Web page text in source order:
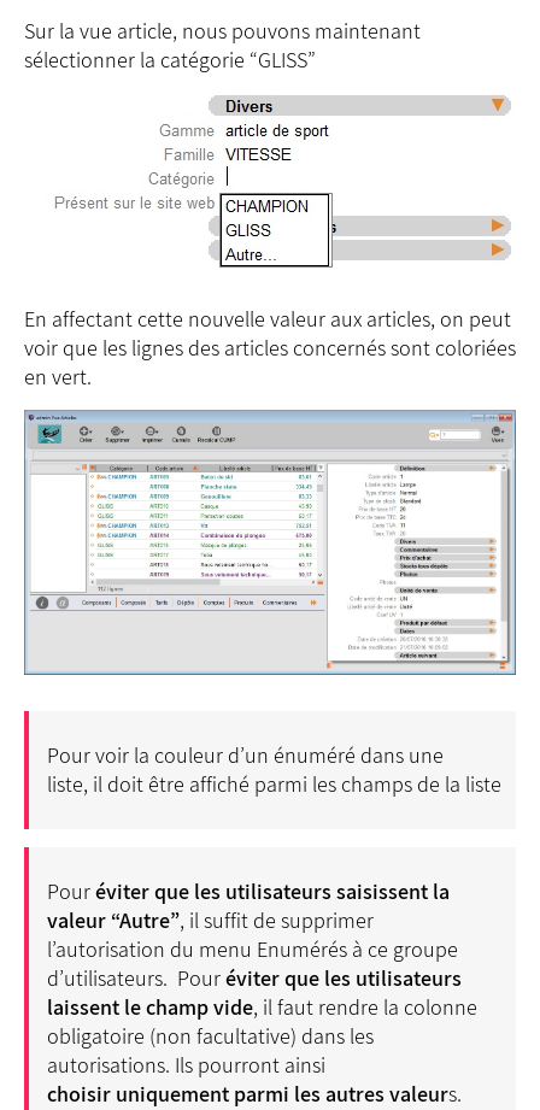
Sur la vue article, nous pouvons maintenant
sélectionner la catégorie “GLISS”
En affectant cette nouvelle valeur aux articles, on peut
voir que les lignes des articles concernés sont coloriées
en vert.
Pour voir la couleur d’un énuméré dans une
liste, il doit être affiché parmi les champs de la liste
Pouréviter que les utilisateurs saisissent la
valeur “Autre”, il suffit de supprimer
l’autorisation du menu Enumérés à ce groupe
d’utilisateurs. Pouréviter que les utilisateurs
laissent le champ vide, il faut rendre la colonne
obligatoire (non facultative) dans les
autorisations. Ils pourront ainsi
choisir uniquement parmi les autres valeurs.